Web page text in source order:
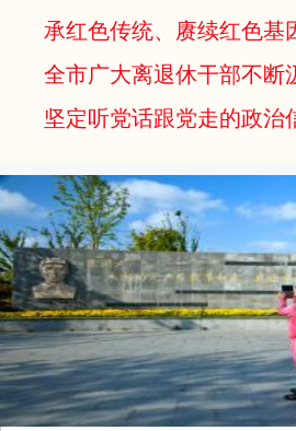
承红色传统、赓续红色基
全市广大离退休干部不断
坚定听党话跟党走的政治